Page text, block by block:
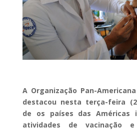
A Organização Pan-
destacou nesta terça-feira
de os países das Américas
atividades de vacinação